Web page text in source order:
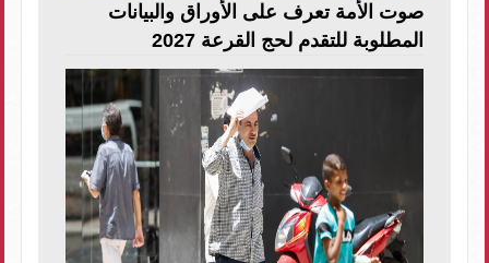
صوت الأمة تعرف على الأوراق والبيانات
المطلوبة للتقدم لحج القرعة 2027